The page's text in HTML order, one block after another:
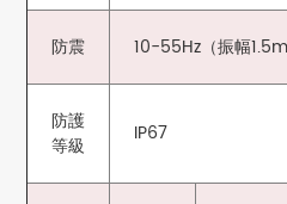
防震 10-55Hz（振幅
防護
等級
IP67